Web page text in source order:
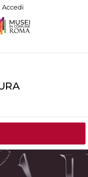
Accedi